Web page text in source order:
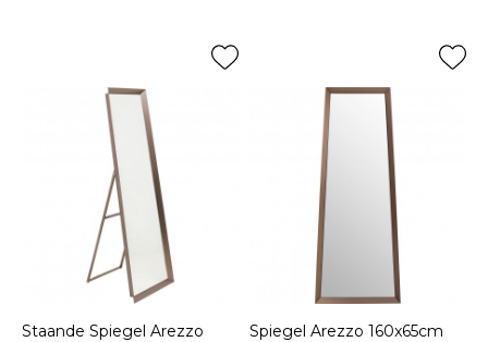
Staande Spiegel Arezzo
Spiegel Arezzo 160x65cm